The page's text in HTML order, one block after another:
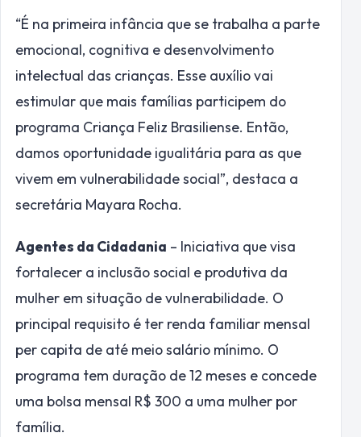
“É na primeira infância que se trabalha a parte
emocional, cognitiva e desenvolvimento
intelectual das crianças. Esse auxílio vai
estimular que mais famílias participem do
programa Criança Feliz Brasiliense. Então,
damos oportunidade igualitária para as que
vivem em vulnerabilidade social”, destaca a
secretária Mayara Rocha.
Agentes da Cidadania – Iniciativa que visa
fortalecer a inclusão social e produtiva da
mulher em situação de vulnerabilidade. O
principal requisito é ter renda familiar mensal
per capita de até meio salário mínimo. O
programa tem duração de 12 meses e concede
uma bolsa mensal R$ 300 a uma mulher por
família.